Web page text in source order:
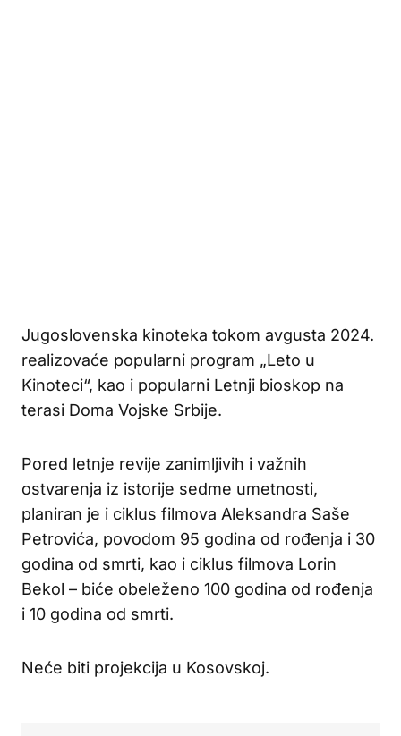
Jugoslovenska kinoteka tokom avgusta 2024.
realizovaće popularni program „Leto u
Kinoteci“, kao i popularni Letnji bioskop na
terasi Doma Vojske Srbije.
Pored letnje revije zanimljivih i važnih
ostvarenja iz istorije sedme umetnosti,
planiran je i ciklus filmova Aleksandra Saše
Petrovića, povodom 95 godina od rođenja i 30
godina od smrti, kao i ciklus filmova Lorin
Bekol – biće obeleženo 100 godina od rođenja
i 10 godina od smrti.
Neće biti projekcija u Kosovskoj.